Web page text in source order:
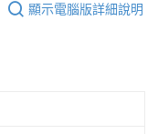
顯示電腦版詳細說明